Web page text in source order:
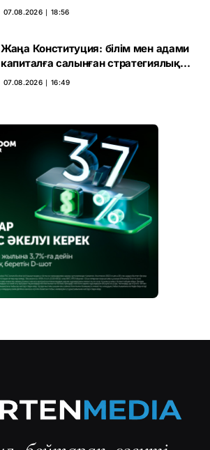
07.08.2026 ∣ 18:56
Жаңа Конституция: білім мен адами
капиталға салынған стратегиялық
негіз
07.08.2026 ∣ 16:49